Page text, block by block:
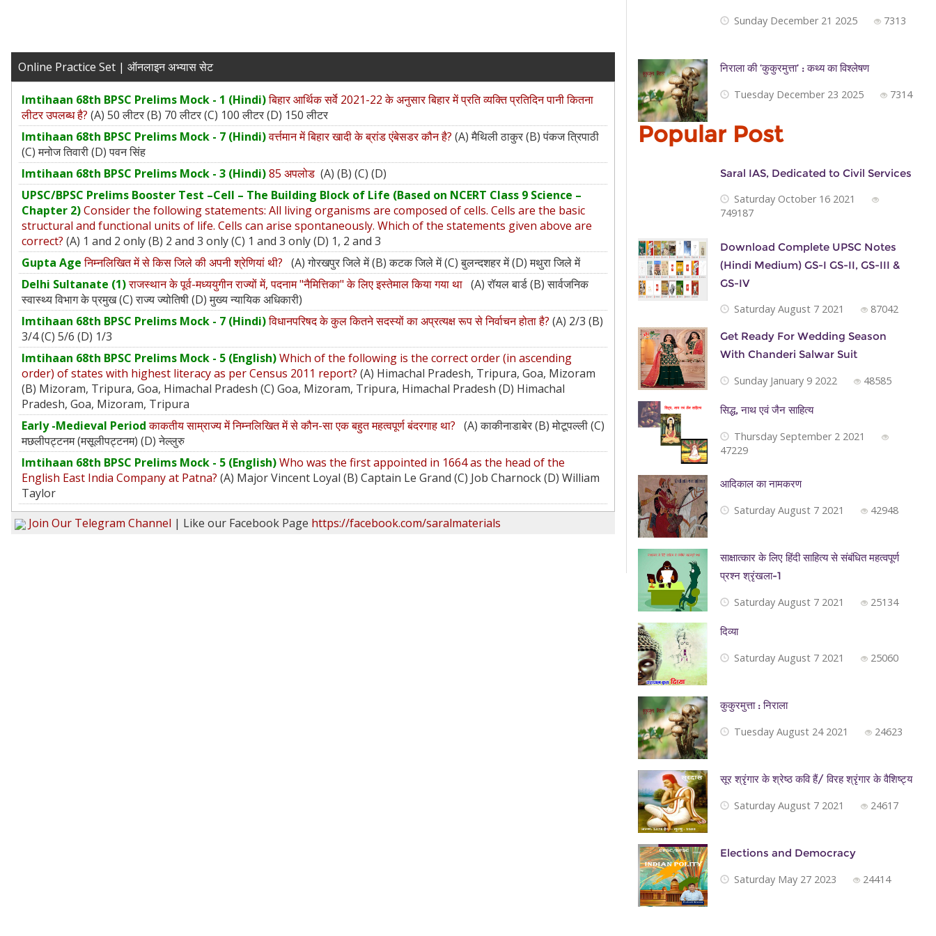
Online Practice Set | ऑनलाइन अभ्यास सेट
Imtihaan 68th BPSC Prelims Mock - 1 (Hindi)बिहार आर्थिक सर्वे 2021-22 के अनुसार बिहार में प्रति व्यक्ति प्रतिदिन पानी कितना
लीटर उपलब्ध है? (A) 50 लीटर (B) 70 लीटर (C) 100 लीटर (D) 150 लीटर
Imtihaan 68th BPSC Prelims Mock - 7 (Hindi)वर्त्तमान में बिहार खादी के ब्रांड एंबेसडर कौन है? (A) मैथिली ठाकुर (B) पंकज त्रिपाठी
(C) मनोज तिवारी (D) पवन सिंह
Imtihaan 68th BPSC Prelims Mock - 3 (Hindi)85 अपलोड (A) (B) (C) (D)
UPSC/BPSC Prelims Booster Test –Cell – The Building Block of Life (Based on NCERT Class 9 Science –
Chapter 2)Consider the following statements: All living organisms are composed of cells. Cells are the basic
structural and functional units of life. Cells can arise spontaneously. Which of the statements given above are
correct? (A) 1 and 2 only (B) 2 and 3 only (C) 1 and 3 only (D) 1, 2 and 3
Gupta Age निम्नलिखित में से किस जिले की अपनी श्रेणियां थी? (A) गोरखपुर जिले में (B) कटक जिले में (C) बुलन्दशहर में (D) मथुरा जिले में
Delhi Sultanate (1)राजस्थान के पूर्व-मध्ययुगीन राज्यों में, पदनाम "नैमित्तिका" के लिए इस्तेमाल किया गया था (A) रॉयल बार्ड (B) सार्वजनिक
स्वास्थ्य विभाग के प्रमुख (C) राज्य ज्योतिषी (D) मुख्य न्यायिक अधिकारी)
Imtihaan 68th BPSC Prelims Mock - 7 (Hindi)विधानपरिषद के कुल कितने सदस्‍यों का अप्रत्‍यक्ष रूप से निर्वाचन होता है? (A) 2/3 (B)
3/4 (C) 5/6 (D) 1/3
Imtihaan 68th BPSC Prelims Mock - 5 (English)Which of the following is the correct order (in ascending
order) of states with highest literacy as per Census 2011 report? (A) Himachal Pradesh, Tripura, Goa, Mizoram
(B) Mizoram, Tripura, Goa, Himachal Pradesh (C) Goa, Mizoram, Tripura, Himachal Pradesh (D) Himachal
Pradesh, Goa, Mizoram, Tripura
Early -Medieval Period काकतीय साम्राज्य में निम्नलिखित में से कौन-सा एक बहुत महत्वपूर्ण बंदरगाह था? (A) काकीनाडाबेर (B) मोटूपल्ली (C)
मछलीपट्टनम (मसूलीपट्टनम) (D) नेल्लुरु
Imtihaan 68th BPSC Prelims Mock - 5 (English)Who was the first appointed in 1664 as the head of the
English East India Company at Patna? (A) Major Vincent Loyal (B) Captain Le Grand (C) Job Charnock (D) William
Taylor
Join Our Telegram Channel | Like our Facebook Page https://facebook.com/saralmaterials
Sunday December 21 2025
7313
निराला की ‘कुकुरमुत्ता’ : कथ्य का विश्लेषण
Tuesday December 23 2025
7314
Popular Post
Saral IAS, Dedicated to Civil Services
Saturday October 16 2021
749187
Download Complete UPSC Notes
(Hindi Medium) GS-I GS-II, GS-III &
GS-IV
Saturday August 7 2021
87042
Get Ready For Wedding Season
With Chanderi Salwar Suit
Sunday January 9 2022
48585
सिद्ध, नाथ एवं जैन साहित्‍य
Thursday September 2 2021
47229
आदिकाल का नामकरण
Saturday August 7 2021
42948
साक्षात्कार के लिए हिंदी साहित्य से संबंधित महत्वपूर्ण
प्रश्न श्रृंखला-1
Saturday August 7 2021
25134
दिव्या
Saturday August 7 2021
25060
कुकुरमुत्ता : निराला
Tuesday August 24 2021
24623
सूर श्रृंगार के श्रेष्ठ कवि हैं/ विरह श्रृंगार के वैशिष्ट्य
Saturday August 7 2021
24617
Elections and Democracy
Saturday May 27 2023
24414